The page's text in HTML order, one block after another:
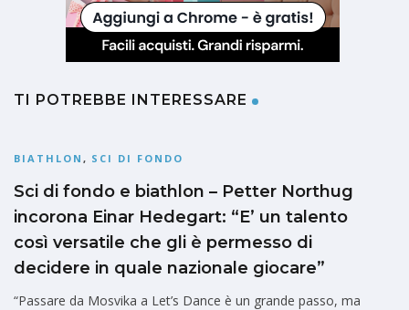
TI POTREBBE INTERESSARE
BIATHLON , SCI DI FONDO
Sci di fondo e biathlon – Petter Northug
incorona Einar Hedegart: “E’ un talento
così versatile che gli è permesso di
decidere in quale nazionale giocare”
“Passare da Mosvika a Let’s Dance è un grande passo, ma